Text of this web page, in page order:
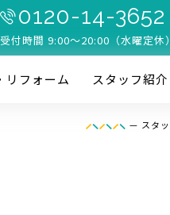
0120-14-3652
受付時間 9:00〜20:00（水曜定休）
リフォーム スタッフ紹介
— スタ